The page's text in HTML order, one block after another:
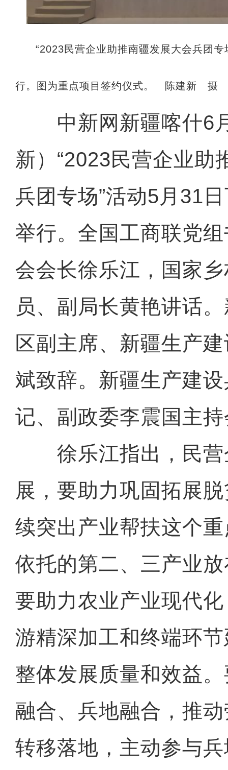
“2023民营企业助推南疆发展大会兵团
行。图为重点项目签约仪式。 陈建新 摄
中新网新疆喀什6
新）“2023民营企业助
兵团专场”活动5月31
举行。全国工商联党
会会长徐乐江，国家
员、副局长黄艳讲话
区副主席、新疆生产
斌致辞。新疆生产建
记、副政委李震国主
徐乐江指出，民营
展，要助力巩固拓展
续突出产业帮扶这个
依托的第二、三产业
要助力农业产业现代
游精深加工和终端环
整体发展质量和效益
融合、兵地融合，推
转移落地，主动参与